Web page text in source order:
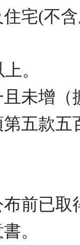
宅(不
。
未增（
五款五
前已取
。